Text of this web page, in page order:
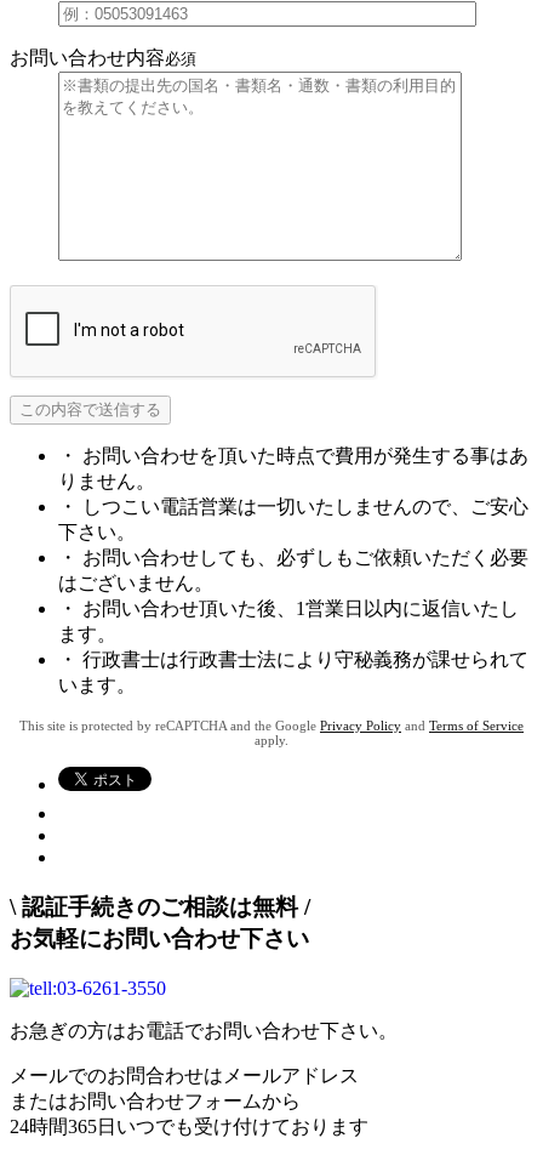
お問い合わせ内容必須
・ お問い合わせを頂いた時点で費用が発生する事はあ
りません。
・ しつこい電話営業は一切いたしませんので、ご安心
下さい。
・ お問い合わせしても、必ずしもご依頼いただく必要
はございません。
・ お問い合わせ頂いた後、1営業日以内に返信いたし
ます。
・ 行政書士は行政書士法により守秘義務が課せられて
います。
This site is protected by reCAPTCHA and the Google Privacy Policy and Terms of Service
apply.
\ 認証手続きのご相談は無料/
お気軽にお問い合わせ下さい
お急ぎの方はお電話でお問い合わせ下さい。
メールでのお問合わせはメールアドレス
またはお問い合わせフォームから
24時間365日いつでも受け付けております